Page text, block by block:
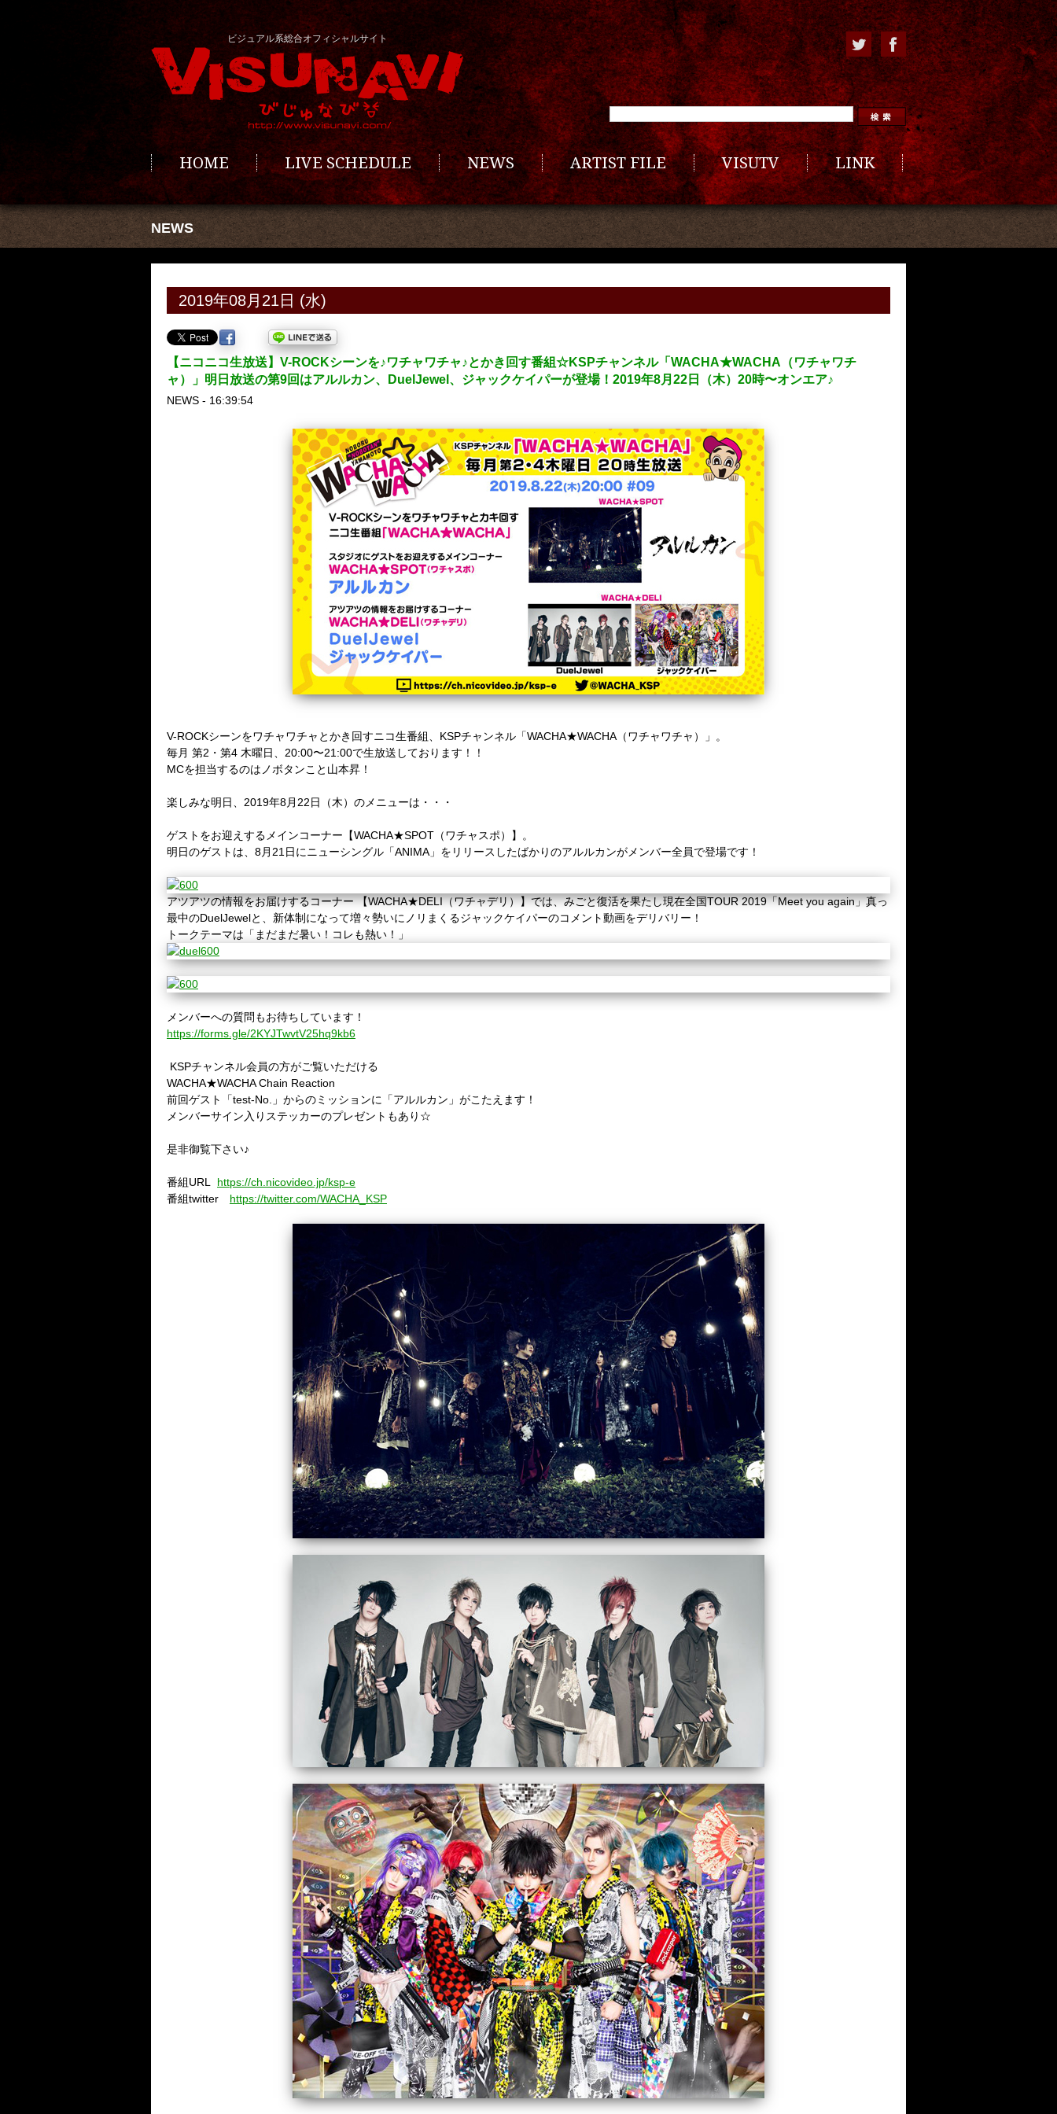
ビジュアル系総合オフィシャルサイト
HOME LIVE SCHEDULE NEWS ARTIST FILE VISUTV LINK
NEWS
2019年08月21日 (水)
【ニコニコ生放送】V-ROCKシーンを♪ワチャワチャ♪とかき回す番組☆KSPチャンネル「WACHA★WACHA（ワチャワチ
ャ）」明日放送の第9回はアルルカン、DuelJewel、ジャックケイパーが登場！2019年8月22日（木）20時〜オンエア♪
NEWS - 16:39:54
V-ROCKシーンをワチャワチャとかき回すニコ生番組、 KSPチャンネル「WACHA★WACHA （ワチャワチャ）」。
毎月 第2 ・第4 木曜日、 20:00〜21:00で生放送しております！！
MCを担当するのはノボタンこと山本昇！
楽しみな明日、 2019年8月 22日（木）のメニューは・・・
ゲストをお迎えするメインコーナー【WACHA★SPOT （ワチャスポ）】。
明日のゲストは、8月21日にニューシングル「ANIMA」をリリースしたばかりのアルルカンがメンバー全員で登場です！
アツアツの情報をお届けするコーナー 【WACHA★DELI（ワチャデリ）】では、みごと復活を果たし現在全国TOUR 2019「Meet you again」真っ
最中のDuelJewelと、新体制になって増々勢いにノリまくるジャックケイパーのコメント動画をデリバリー！
トークテーマは「まだまだ暑い！コレも熱い！」
メンバーへの質問もお待ちしています！
https://forms.gle/2KYJTwvtV25hq9kb6
KSPチャンネル会員の方がご覧いただける
WACHA★WACHA Chain Reaction
前回ゲスト「test-No.」からのミッションに「アルルカン」がこたえます！
メンバーサイン入りステッカーのプレゼントもあり☆
是非御覧下さい♪
番組URL
https://ch.nicovideo.jp/ksp-e
番組twitter https://twitter.com/WACHA_KSP